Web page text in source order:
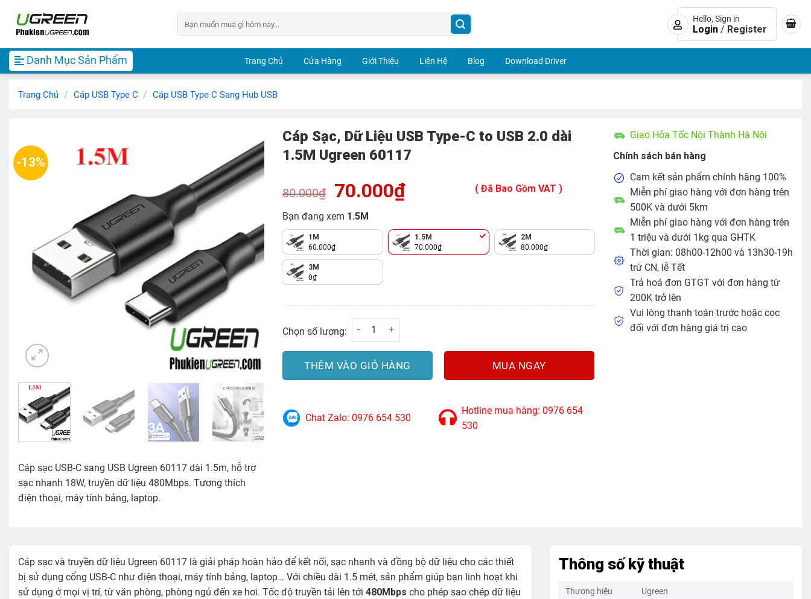
dung
kiếm:
Hello, Sign in
Login / Register
Danh Mục Sản Phẩm Trang Chủ Cửa Hàng Giới Thiệu Liên Hệ Blog Download Driver
Trang Chủ / Cáp USB Type C / Cáp USB Type C Sang Hub USB
-13%
Cáp sạc USB-C sang USB Ugreen 60117 dài 1.5m, hỗ trợ
sạc nhanh 18W, truyền dữ liệu 480Mbps. Tương thích
điện thoại, máy tính bảng, laptop.
Cáp Sạc, Dữ Liệu USB Type-C to USB 2.0 dài
1.5M Ugreen 60117
80.000₫
Giá
gốc
80.000₫.
70.000₫Giá
hiện
tại
( Đã Bao Gồm VAT )
Bạn đang xem 1.5M
1M
60.000₫
1.5M
70.000₫
2M
80.000₫
3M
0₫
Cáp Sạc, Dữ Liệu USB Type-C to USB 2.0 dài 1.5M Ugreen 60117 số lượng
Chọn số lượng:
THÊM VÀO GIỎ HÀNG MUA NGAY
Chat Zalo: 0976 654 530
Hotline mua hàng: 0976 654
530
Giao Hỏa Tốc Nội Thành Hà Nội
Chính sách bán hàng
Cam kết sản phẩm chính hãng 100%
Miễn phí giao hàng với đơn hàng trên
500K và dưới 5km
Miễn phí giao hàng với đơn hàng trên
1 triệu và dưới 1kg qua GHTK
Thời gian: 08h00-12h00 và 13h30-19h
trừ CN, lễ Tết
Trả hoá đơn GTGT với đơn hàng từ
200K trở lên
Vui lòng thanh toán trước hoặc cọc
đối với đơn hàng giá trị cao
Cáp sạc và truyền dữ liệu Ugreen 60117 là giải pháp hoàn hảo để kết nối, sạc nhanh và đồng bộ dữ liệu cho các thiết
bị sử dụng cổng USB-C như điện thoại, máy tính bảng, laptop… Với chiều dài 1.5 mét, sản phẩm giúp bạn linh hoạt khi
sử dụng ở mọi vị trí, từ văn phòng, phòng ngủ đến xe hơi. Tốc độ truyền tải lên tới 480Mbps cho phép sao chép dữ liệu
Thông số kỹ thuật
Thương hiệu
Ugreen